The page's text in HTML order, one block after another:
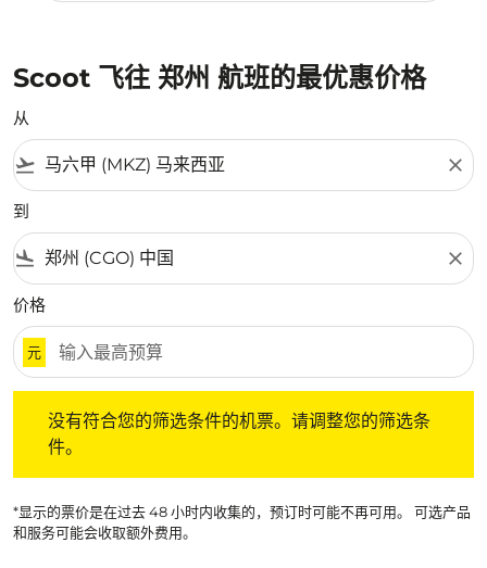
Scoot 飞往 郑州 航班的最优惠价格
从
flight_takeoff close
到
flight_land close
价格
元
没有符合您的筛选条件的机票。请调整您的筛选条
件。
*显示的票价是在过去 48 小时内收集的，预订时可能不再可用。 可选产品
和服务可能会收取额外费用。